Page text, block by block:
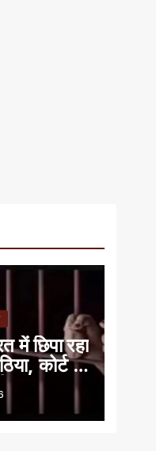
में छिपा रहा
कोर्ट ने
सजा